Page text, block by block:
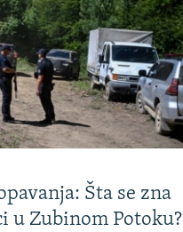
Šta se zna
u Zubinom Potoku?